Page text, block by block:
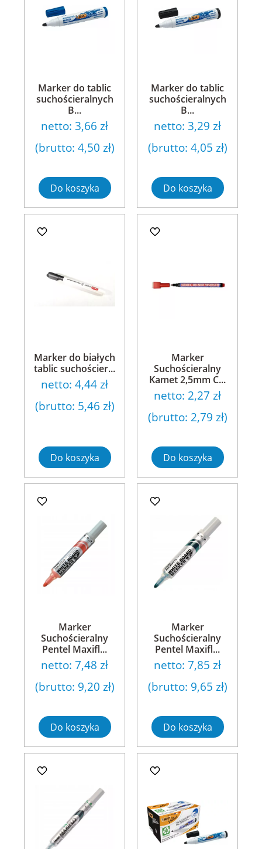
Marker do tablic
suchościeralnych
B...
netto: 3,66 zł
(brutto: 4,50 zł)
Do koszyka
Marker do tablic
suchościeralnych
B...
netto: 3,29 zł
(brutto: 4,05 zł)
Do koszyka
Marker do białych
tablic suchościer...
netto: 4,44 zł
(brutto: 5,46 zł)
Do koszyka
Marker
Suchościeralny
Kamet 2,5mm C...
netto: 2,27 zł
(brutto: 2,79 zł)
Do koszyka
Marker
Suchościeralny
Pentel Maxifl...
netto: 7,48 zł
(brutto: 9,20 zł)
Do koszyka
Marker
Suchościeralny
Pentel Maxifl...
netto: 7,85 zł
(brutto: 9,65 zł)
Do koszyka